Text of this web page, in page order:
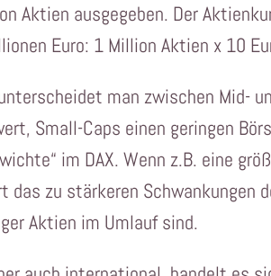
Aktien ausgegeben. Der
Euro: 1 Million Aktien x 10
man zwischen Mid-
Small-Caps einen geringen
im DAX. Wenn z.B. eine
das zu stärkeren Schwankungen
Aktien im Umlauf sind.